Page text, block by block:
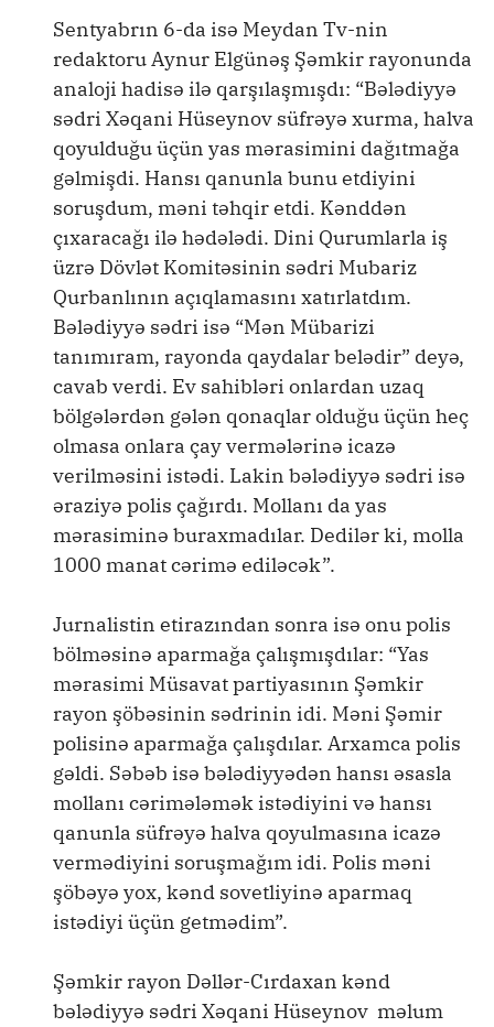
Sentyabrın 6-da isə Meydan Tv-nin
redaktoru Aynur Elgünəş Şəmkir rayonunda
analoji hadisə ilə qarşılaşmışdı: “Bələdiyyə
sədri Xəqani Hüseynov süfrəyə xurma, halva
qoyulduğu üçün yas mərasimini dağıtmağa
gəlmişdi. Hansı qanunla bunu etdiyini
soruşdum, məni təhqir etdi. Kənddən
çıxaracağı ilə hədələdi. Dini Qurumlarla iş
üzrə Dövlət Komitəsinin sədri Mubariz
Qurbanlının açıqlamasını xatırlatdım.
Bələdiyyə sədri isə “Mən Mübarizi
tanımıram, rayonda qaydalar belədir” deyə,
cavab verdi. Ev sahibləri onlardan uzaq
bölgələrdən gələn qonaqlar olduğu üçün heç
olmasa onlara çay vermələrinə icazə
verilməsini istədi. Lakin bələdiyyə sədri isə
əraziyə polis çağırdı. Mollanı da yas
mərasiminə buraxmadılar. Dedilər ki, molla
1000 manat cərimə ediləcək”.
Jurnalistin etirazından sonra isə onu polis
bölməsinə aparmağa çalışmışdılar: “Yas
mərasimi Müsavat partiyasının Şəmkir
rayon şöbəsinin sədrinin idi. Məni Şəmir
polisinə aparmağa çalışdılar. Arxamca polis
gəldi. Səbəb isə bələdiyyədən hansı əsasla
mollanı cərimələmək istədiyini və hansı
qanunla süfrəyə halva qoyulmasına icazə
vermədiyini soruşmağım idi. Polis məni
şöbəyə yox, kənd sovetliyinə aparmaq
istədiyi üçün getmədim”.
Şəmkir rayon Dəllər-Cırdaxan kənd
bələdiyyə sədri Xəqani Hüseynov məlum